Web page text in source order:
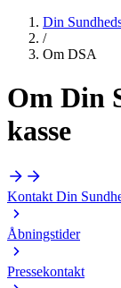
Din
/
Om DSA
Om Din
kasse
Kontakt Din
Åbningstider
Pressekontakt